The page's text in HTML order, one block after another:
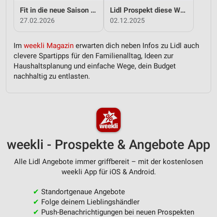
Fit in die neue Saison - mit Lidl!
27.02.2026
Lidl Prospekt diese Woche
02.12.2025
Im weekli Magazin erwarten dich neben Infos zu Lidl auch
clevere Spartipps für den Familienalltag, Ideen zur
Haushaltsplanung und einfache Wege, dein Budget
nachhaltig zu entlasten.
weekli - Prospekte & Angebote App
Alle Lidl Angebote immer griffbereit – mit der kostenlosen
weekli App für iOS & Android.
✔ Standortgenaue Angebote
✔ Folge deinem Lieblingshändler
✔ Push-Benachrichtigungen bei neuen Prospekten